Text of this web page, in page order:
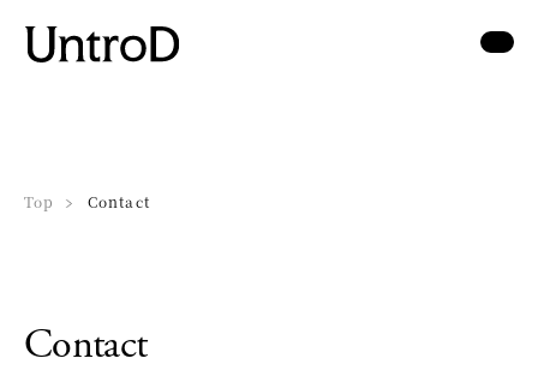
Top Contact
Contact